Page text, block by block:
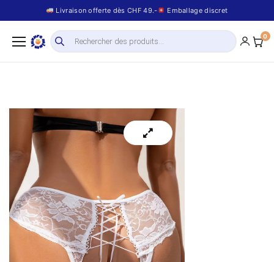
Livraison offerte dès CHF 49.- Emballage discret
0